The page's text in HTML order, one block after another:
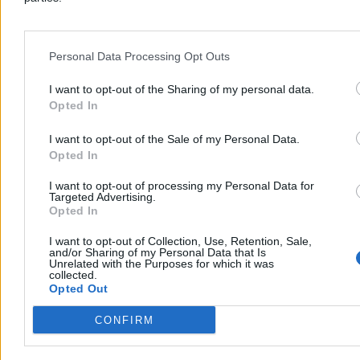
Personal Data Processing Opt Outs
I want to opt-out of the Sharing of my personal data.
Opted In
I want to opt-out of the Sale of my Personal Data.
Opted In
I want to opt-out of processing my Personal Data for
Targeted Advertising.
Opted In
I want to opt-out of Collection, Use, Retention, Sale,
and/or Sharing of my Personal Data that Is
Unrelated with the Purposes for which it was
collected.
Opted Out
CONFIRM